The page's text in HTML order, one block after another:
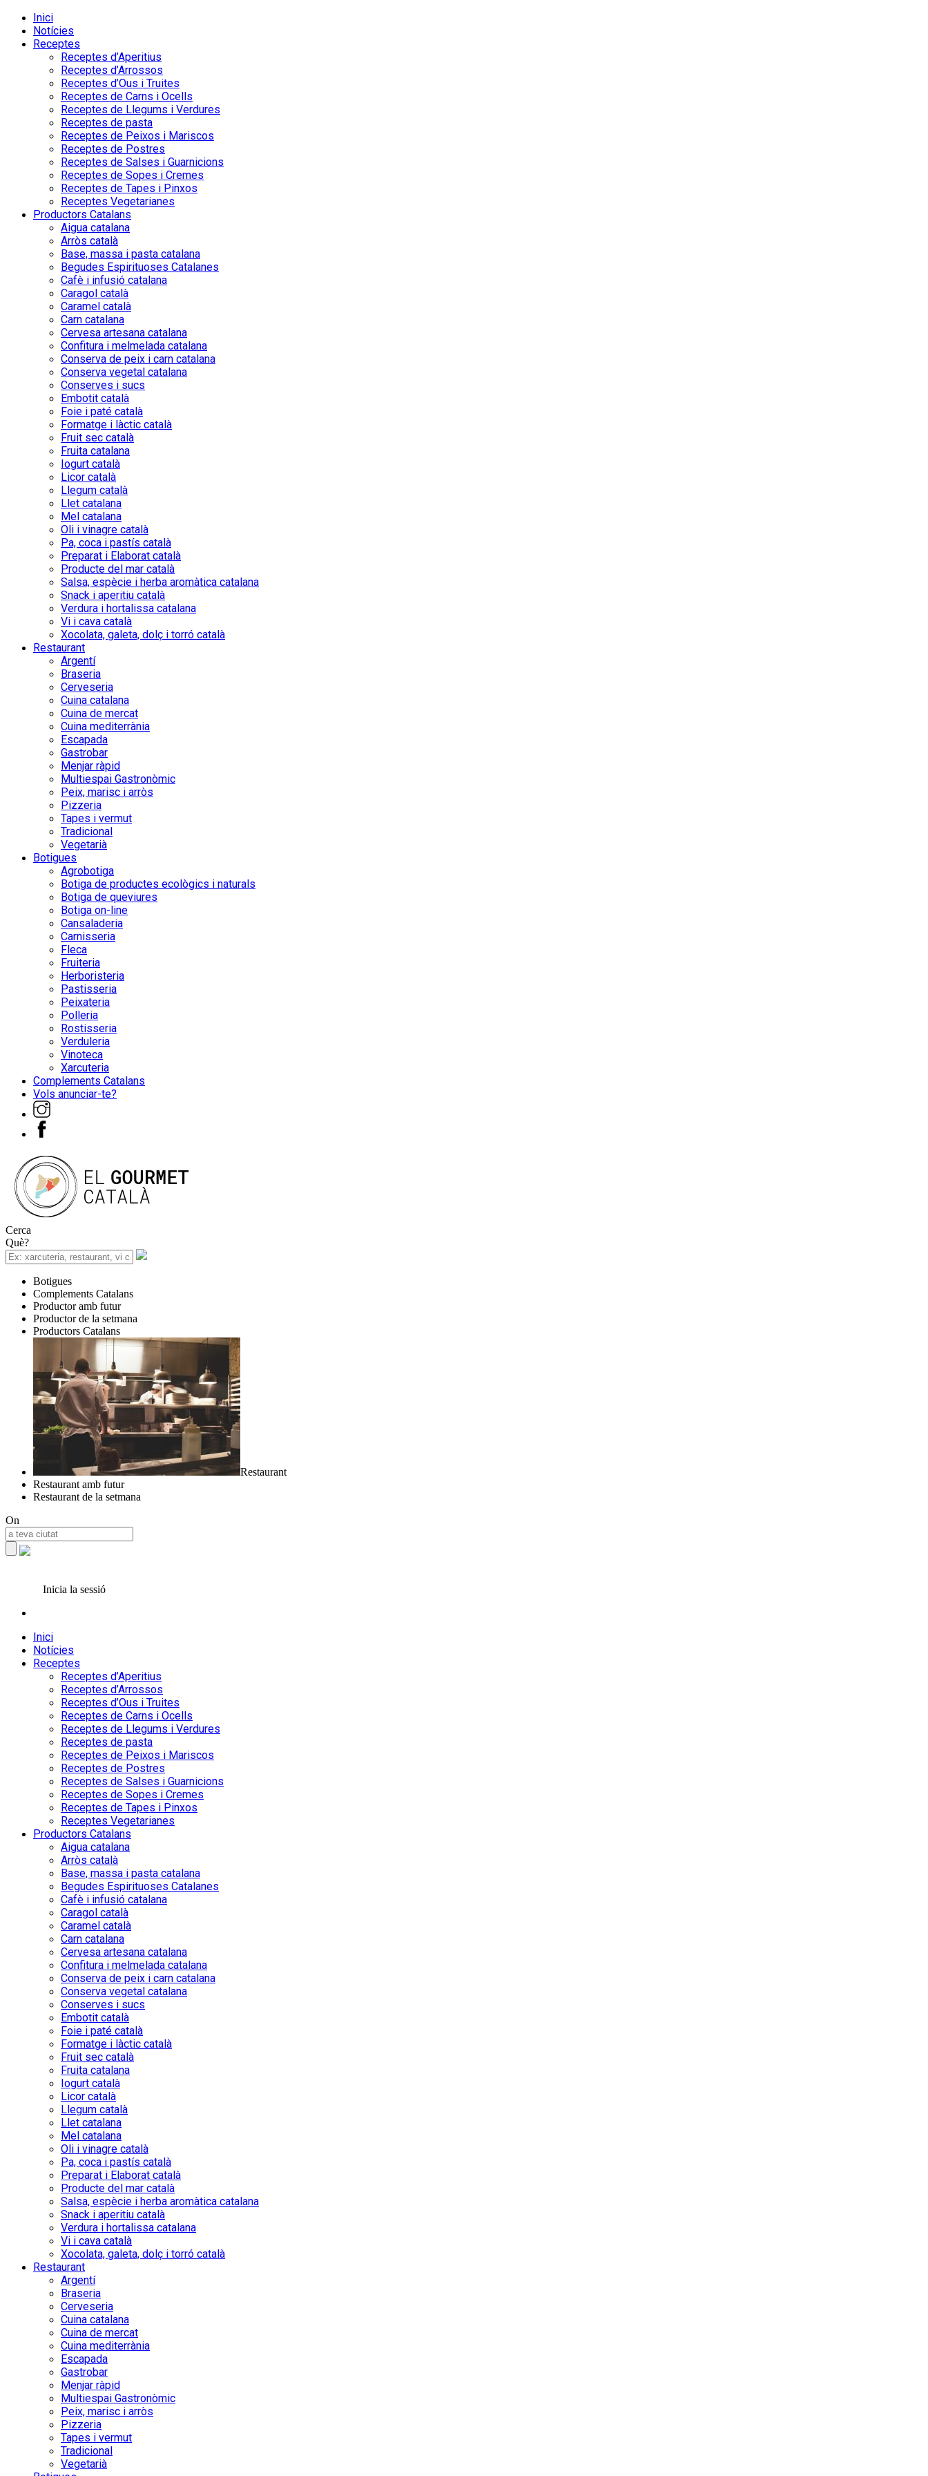
Inici
Notícies
Receptes
Receptes d’Aperitius
Receptes d’Arrossos
Receptes d’Ous i Truites
Receptes de Carns i Ocells
Receptes de Llegums i Verdures
Receptes de pasta
Receptes de Peixos i Mariscos
Receptes de Postres
Receptes de Salses i Guarnicions
Receptes de Sopes i Cremes
Receptes de Tapes i Pinxos
Receptes Vegetarianes
Productors Catalans
Aigua catalana
Arròs català
Base, massa i pasta catalana
Begudes Espirituoses Catalanes
Cafè i infusió catalana
Caragol català
Caramel català
Carn catalana
Cervesa artesana catalana
Confitura i melmelada catalana
Conserva de peix i carn catalana
Conserva vegetal catalana
Conserves i sucs
Embotit català
Foie i paté català
Formatge i làctic català
Fruit sec català
Fruita catalana
Iogurt català
Licor català
Llegum català
Llet catalana
Mel catalana
Oli i vinagre català
Pa, coca i pastís català
Preparat i Elaborat català
Producte del mar català
Salsa, espècie i herba aromàtica catalana
Snack i aperitiu català
Verdura i hortalissa catalana
Vi i cava català
Xocolata, galeta, dolç i torró català
Restaurant
Argentí
Braseria
Cerveseria
Cuina catalana
Cuina de mercat
Cuina mediterrània
Escapada
Gastrobar
Menjar ràpid
Multiespai Gastronòmic
Peix, marisc i arròs
Pizzeria
Tapes i vermut
Tradicional
Vegetarià
Botigues
Agrobotiga
Botiga de productes ecològics i naturals
Botiga de queviures
Botiga on-line
Cansaladeria
Carnisseria
Fleca
Fruiteria
Herboristeria
Pastisseria
Peixateria
Polleria
Rostisseria
Verduleria
Vinoteca
Xarcuteria
Complements Catalans
Vols anunciar-te?
Cerca
Què?
Botigues
Complements Catalans
Productor amb futur
Productor de la setmana
Productors Catalans
Restaurant
Restaurant amb futur
Restaurant de la setmana
On
Inicia la sessió
Inici
Notícies
Receptes
Receptes d’Aperitius
Receptes d’Arrossos
Receptes d’Ous i Truites
Receptes de Carns i Ocells
Receptes de Llegums i Verdures
Receptes de pasta
Receptes de Peixos i Mariscos
Receptes de Postres
Receptes de Salses i Guarnicions
Receptes de Sopes i Cremes
Receptes de Tapes i Pinxos
Receptes Vegetarianes
Productors Catalans
Aigua catalana
Arròs català
Base, massa i pasta catalana
Begudes Espirituoses Catalanes
Cafè i infusió catalana
Caragol català
Caramel català
Carn catalana
Cervesa artesana catalana
Confitura i melmelada catalana
Conserva de peix i carn catalana
Conserva vegetal catalana
Conserves i sucs
Embotit català
Foie i paté català
Formatge i làctic català
Fruit sec català
Fruita catalana
Iogurt català
Licor català
Llegum català
Llet catalana
Mel catalana
Oli i vinagre català
Pa, coca i pastís català
Preparat i Elaborat català
Producte del mar català
Salsa, espècie i herba aromàtica catalana
Snack i aperitiu català
Verdura i hortalissa catalana
Vi i cava català
Xocolata, galeta, dolç i torró català
Restaurant
Argentí
Braseria
Cerveseria
Cuina catalana
Cuina de mercat
Cuina mediterrània
Escapada
Gastrobar
Menjar ràpid
Multiespai Gastronòmic
Peix, marisc i arròs
Pizzeria
Tapes i vermut
Tradicional
Vegetarià